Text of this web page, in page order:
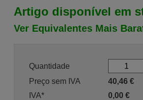
Artigo disponível em
Ver Equivalentes Mais
Quantidade
Preço sem IVA
40,46€
IVA*
0,00 €